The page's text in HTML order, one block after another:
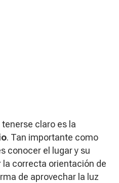
claro es la
. Tan importante como
conocer el lugar y su
correcta orientación de
de aprovechar la luz